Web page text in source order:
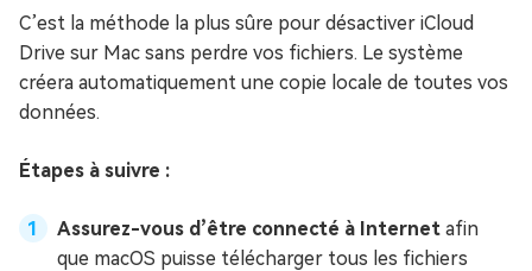
C’est la méthode la plus sûre pour désactiver iCloud
Drive sur Mac sans perdre vos fichiers. Le système
créera automatiquement une copie locale de toutes vos
données.
Étapes à suivre :
Assurez-vous d’être connecté à Internet afin
que macOS puisse télécharger tous les fichiers